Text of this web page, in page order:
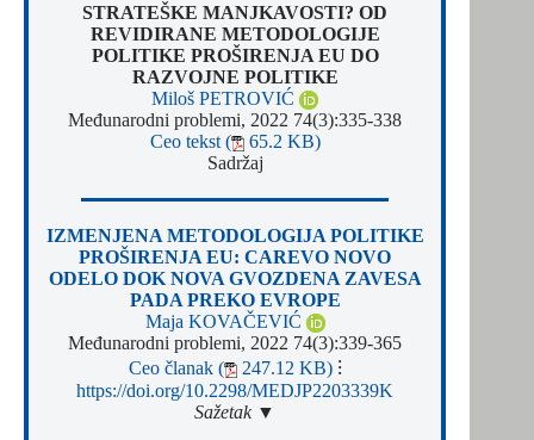
STRATEŠKE MANJKAVOSTI? OD
REVIDIRANE METODOLOGIJE
POLITIKE PROŠIRENJA EU DO
RAZVOJNE POLITIKE
Miloš PETROVIĆ
Međunarodni problemi, 2022 74(3):335-338
Ceo tekst (
65.2 KB)
Sadržaj
IZMENJENA METODOLOGIJA POLITIKE
PROŠIRENJA EU: CAREVO NOVO
ODELO DOK NOVA GVOZDENA ZAVESA
PADA PREKO EVROPE
Maja KOVAČEVIĆ
Međunarodni problemi, 2022 74(3):339-365
Ceo članak (
247.12 KB)⁝
https://doi.org/10.2298/MEDJP2203339K
Sažetak ▼